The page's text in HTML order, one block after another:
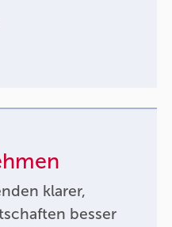
klarer,
besser